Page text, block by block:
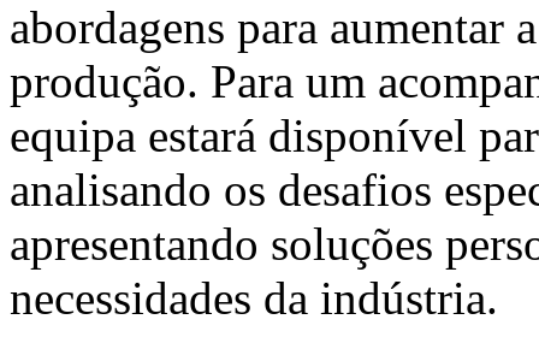
abordagens para aumentar
produção. Para um
equipa estará disponível
analisando os desafios
apresentando soluções
necessidades da indústria.